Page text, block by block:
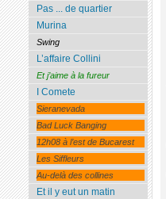
Pas ... de quartier
Murina
Swing
L’affaire Collini
Et j’aime à la fureur
I Comete
Sieranevada
Bad Luck Banging
12h08 à l’est de Bucarest
Les Siffleurs
Au-delà des collines
Et il y eut un matin